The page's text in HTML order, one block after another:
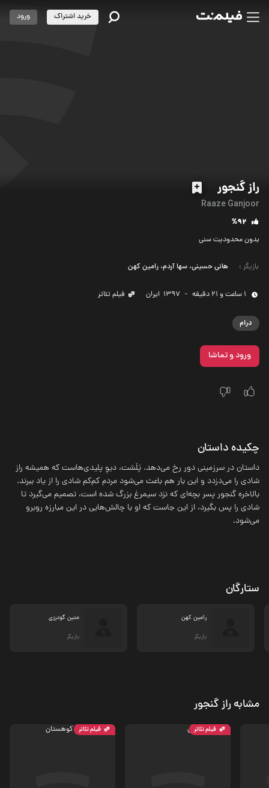
راز گنجور
Raaze Ganjoor
%92
بدون محدودیت سنی
بازیگر : هانی حسینی، سها آردم، رامین کهن
1 ساعت و 21 دقیقه -
1397 ‌ ایران فیلم تئاتر
درام
ورود و تماشا
خرید اشتراک ورود
چکیده داستان
داستان در سرزمینی دور رخ می‌دهد. پَلَشت، دیوِ پلیدی‌هاست که همیشه راز
شادی را می‌دزدد و این بار هم باعث می‌شود مردم کم‌کم شادی را از یاد ببرند.
بالاخره گنجور پسر بچه‌ای که نزد سیمرغ بزرگ شده است، تصمیم می‌گیرد تا
شادی را پس بگیرد، از این جاست که او با چالش‌هایی در این مبارزه روبرو
می‌شود.
ستارگان
رامین کهن
بازیگر
متین گودرزی
بازیگر
مشابه راز گنجور
فیلم تئاتر فیلم تئاتر